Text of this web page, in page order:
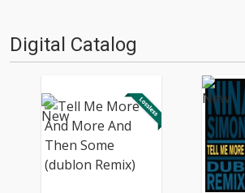
は…'''1.過去作の最新リマスター
音源 2.これまで未配信…
Digital Catalog